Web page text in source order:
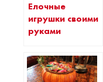
Елочные
игрушки своими
руками